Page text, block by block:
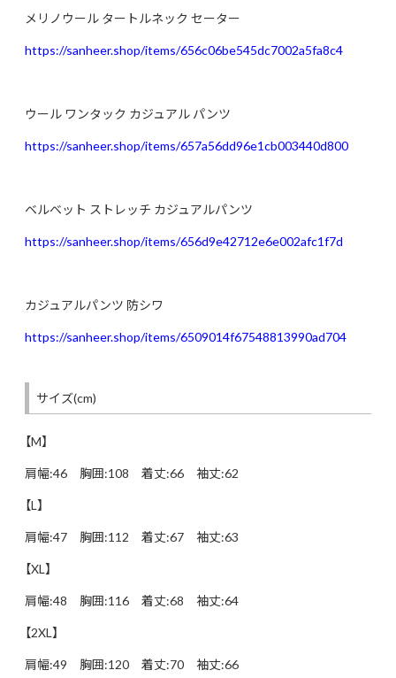
メリノウール タートルネック セーター
https://sanheer.shop/items/656c06be545dc7002a5fa8c4
ウール ワンタック カジュアル パンツ
https://sanheer.shop/items/657a56dd96e1cb003440d800
ベルベット ストレッチ カジュアルパンツ
https://sanheer.shop/items/656d9e42712e6e002afc1f7d
カジュアルパンツ 防シワ
https://sanheer.shop/items/6509014f67548813990ad704
サイズ(cm)
【M】
肩幅:46 胸囲:108 着丈:66 袖丈:62
【L】
肩幅:47 胸囲:112 着丈:67 袖丈:63
【XL】
肩幅:48 胸囲:116 着丈:68 袖丈:64
【2XL】
肩幅:49 胸囲:120 着丈:70 袖丈:66